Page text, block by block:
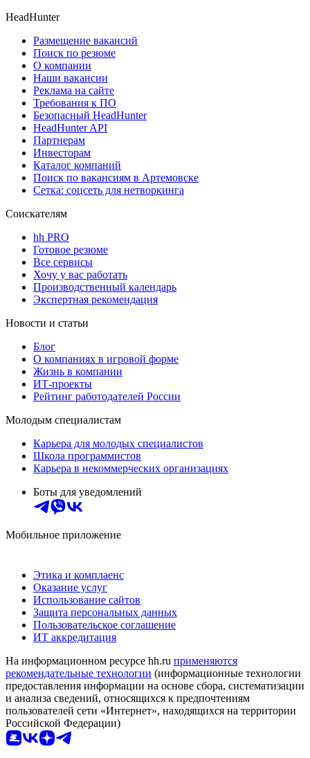
HeadHunter
Размещение вакансий
Поиск по резюме
О компании
Наши вакансии
Реклама на сайте
Требования к ПО
Безопасный HeadHunter
HeadHunter API
Партнерам
Инвесторам
Каталог компаний
Поиск по вакансиям в Артемовске
Сетка: соцсеть для нетворкинга
Соискателям
hh PRO
Готовое резюме
Все сервисы
Хочу у вас работать
Производственный календарь
Экспертная рекомендация
Новости и статьи
Блог
О компаниях в игровой форме
Жизнь в компании
ИТ-проекты
Рейтинг работодателей России
Молодым специалистам
Карьера для молодых специалистов
Школа программистов
Карьера в некоммерческих организациях
Боты для уведомлений
Мобильное приложение
Этика и комплаенс
Оказание услуг
Использование сайтов
Защита персональных данных
Пользовательское соглашение
ИТ аккредитация
На информационном ресурсе hh.ru применяются
рекомендательные технологии (информационные технологии
предоставления информации на основе сбора, систематизации
и анализа сведений, относящихся к предпочтениям
пользователей сети «Интернет», находящихся на территории
Российской Федерации)